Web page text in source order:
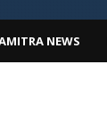
NEWS